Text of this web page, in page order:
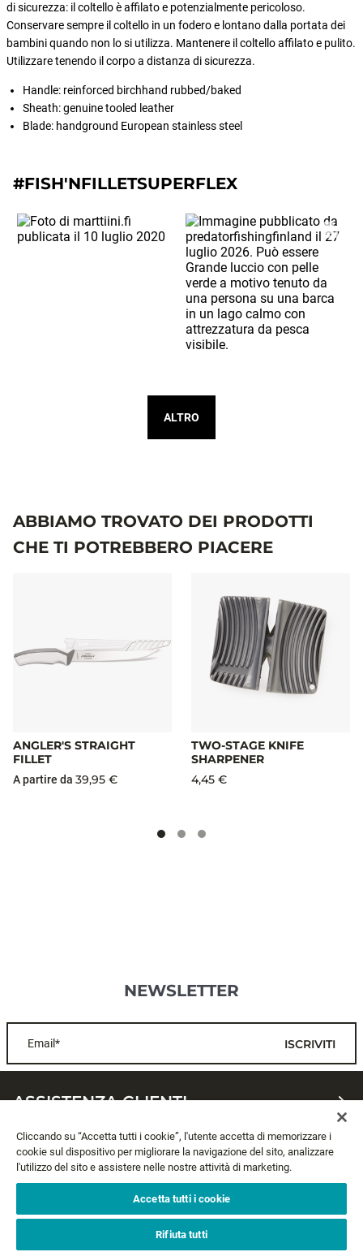
di sicurezza: il coltello è affilato e potenzialmente pericoloso.
Conservare sempre il coltello in un fodero e lontano dalla portata dei
bambini quando non lo si utilizza. Mantenere il coltello affilato e pulito.
Utilizzare tenendo il corpo a distanza di sicurezza.
Handle: reinforced birchhand rubbed/baked
Sheath: genuine tooled leather
Blade: handground European stainless steel
#FISH'NFILLETSUPERFLEX
ALTRO
ABBIAMO TROVATO DEI PRODOTTI
CHE TI POTREBBERO PIACERE
ANGLER'S STRAIGHT
FILLET
A partire da 39,95 €
TWO-STAGE KNIFE
SHARPENER
4,45 €
NEWSLETTER
Email* ISCRIVITI
ASSISTENZA CLIENTI
CHI SIAMO
LEGALE
Cliccando su “Accetta tutti i cookie”, l'utente accetta di memorizzare i
cookie sul dispositivo per migliorare la navigazione del sito, analizzare
l'utilizzo del sito e assistere nelle nostre attività di marketing.
Accetta tutti i cookie
Rifiuta tutti